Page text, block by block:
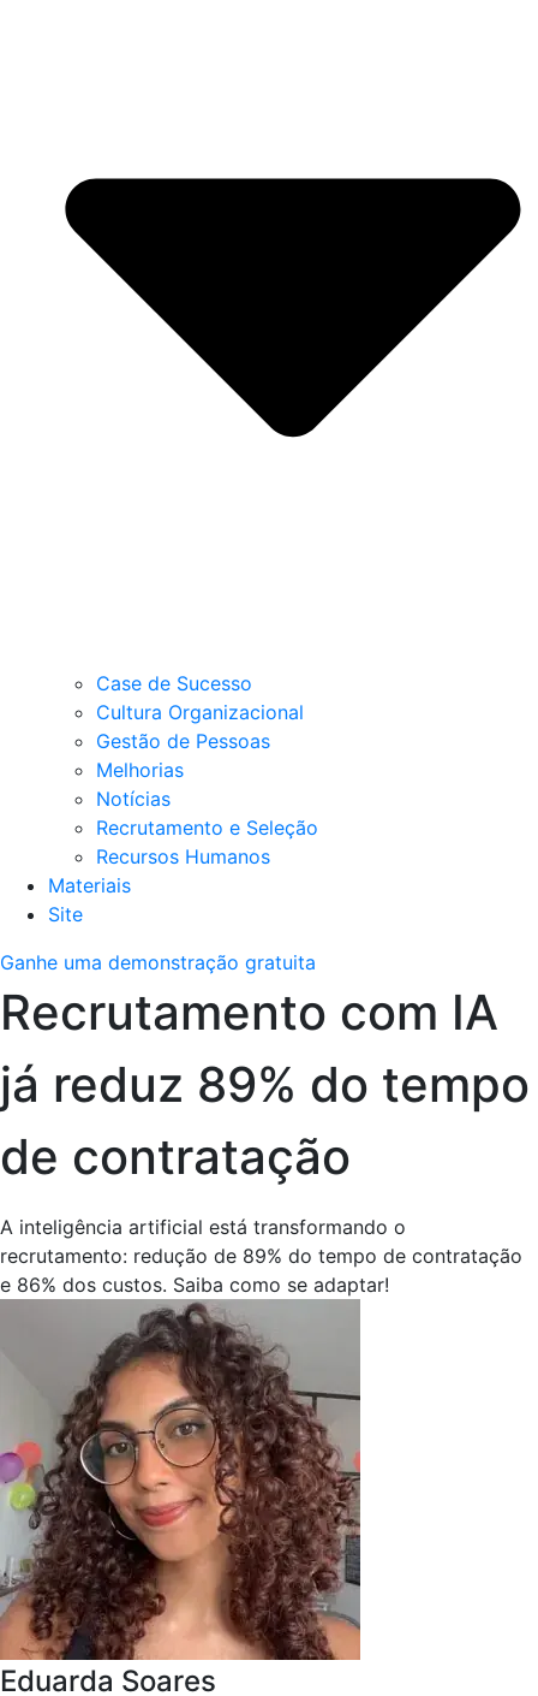
Case de Sucesso
Cultura Organizacional
Gestão de Pessoas
Melhorias
Notícias
Recrutamento e Seleção
Recursos Humanos
Materiais
Site
Ganhe uma demonstração gratuita
Recrutamento com IA
já reduz 89% do tempo
de contratação
A inteligência artificial está transformando o
recrutamento: redução de 89% do tempo de contratação
e 86% dos custos. Saiba como se adaptar!
Eduarda Soares